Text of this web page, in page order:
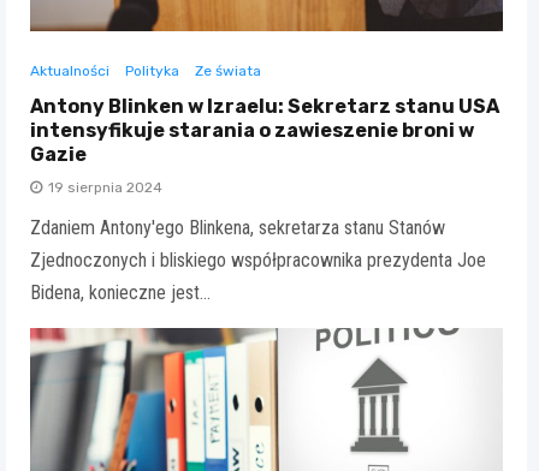
Aktualności Polityka Ze świata
Antony Blinken w Izraelu: Sekretarz stanu USA
intensyfikuje starania o zawieszenie broni w
Gazie
19 sierpnia 2024
Zdaniem Antony'ego Blinkena, sekretarza stanu Stanów
Zjednoczonych i bliskiego współpracownika prezydenta Joe
Bidena, konieczne jest…